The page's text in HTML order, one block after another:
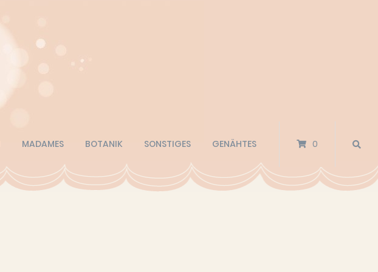
MADAMES BOTANIK SONSTIGES GENÄHTES 0